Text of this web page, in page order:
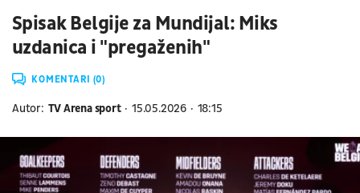
Spisak Belgije za Mundijal: Miks
uzdanica i "pregaženih"
KOMENTARI (0)
Autor: TV Arena sport 15.05.2026 18:15